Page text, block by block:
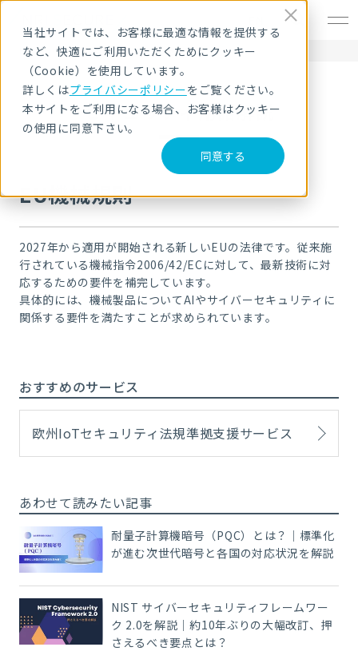
当社サイトでは、お客様に最適な情報を提供する
など、快適にご利用いただくためにクッキー
（Cookie）を使用しています。
詳しくはプライバシーポリシーをご覧ください。
本サイトをご利用になる場合、お客様はクッキー
の使用に同意下さい。
同意する
HOME セキュリティ用語解説 EU機械規則
セキュリティ用語解説
EU機械規則
2027年から適用が開始される新しいEUの法律です。従来施
行されている機械指令2006/42/ECに対して、最新技術に対
応するための要件を補完しています。
具体的には、機械製品についてAIやサイバーセキュリティに
関係する要件を満たすことが求められています。
おすすめのサービス
欧州IoTセキュリティ法規準拠支援サービス
あわせて読みたい記事
耐量子計算機暗号（PQC）とは？｜標準化
が進む次世代暗号と各国の対応状況を解説
NIST サイバーセキュリティフレームワー
ク 2.0を解説｜約10年ぶりの大幅改訂、押
さえるべき要点とは？